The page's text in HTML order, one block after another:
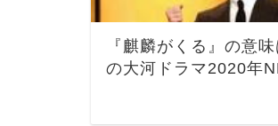
『麒麟がくる』の意
の大河ドラマ2020年